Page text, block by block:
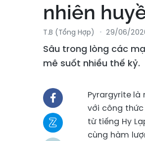
nhiên
T.B (tổng Hợp) 29/06/
Sâu trong lòng các
mê suốt nhiều thế kỷ.
Pyrargyrite
với công thức
từ tiếng Hy
cùng hàm